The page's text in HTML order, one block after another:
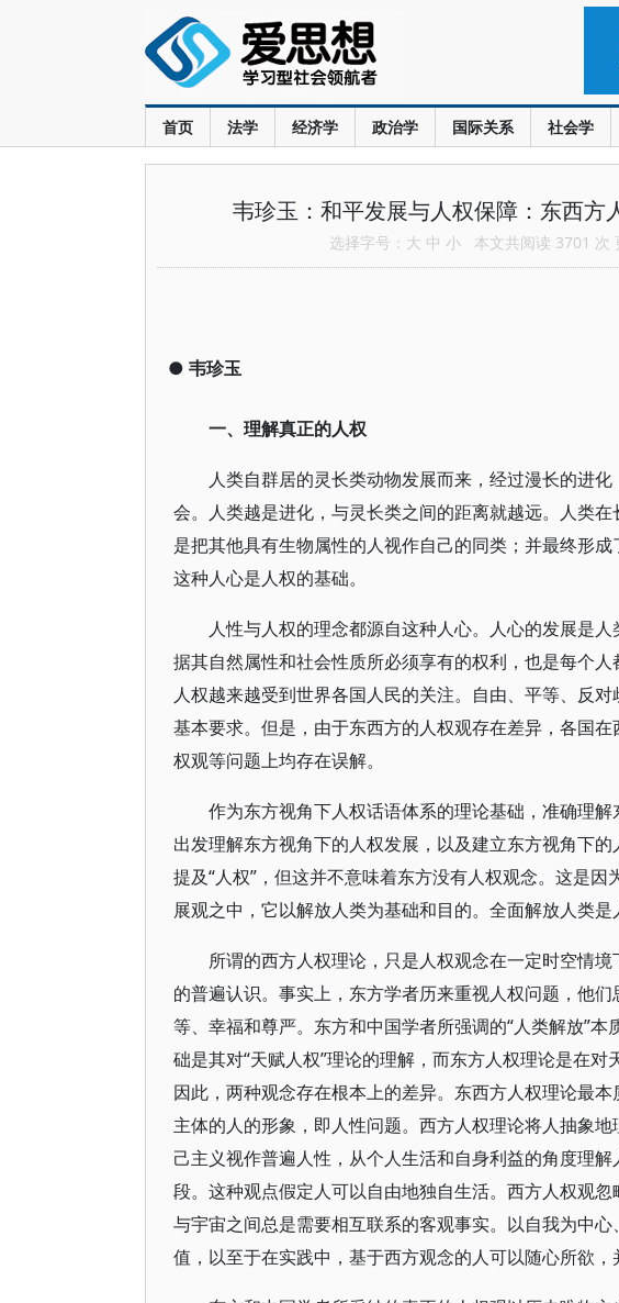
首页 法学 经济学 政治学 国际关系 社会学
韦珍玉：和平发展与人权保障：东西方
选择字号： 大 中 小 本文共阅读 3701 次
● 韦珍玉
一、理解真正的人权
人类自群居的灵长类动物发展而来，经过漫长的进
会。人类越是进化，与灵长类之间的距离就越远。人类
是把其他具有生物属性的人视作自己的同类；并最终形成
这种人心是人权的基础。
人性与人权的理念都源自这种人心。人心的发展是
据其自然属性和社会性质所必须享有的权利，也是每个
人权越来越受到世界各国人民的关注。自由、平等、反
基本要求。但是，由于东西方的人权观存在差异，各国
权观等问题上均存在误解。
作为东方视角下人权话语体系的理论基础，准确理
出发理解东方视角下的人权发展，以及建立东方视角下
提及“人权”，但这并不意味着东方没有人权观念。这是
展观之中，它以解放人类为基础和目的。全面解放人类是
所谓的西方人权理论，只是人权观念在一定时空情
的普遍认识。事实上，东方学者历来重视人权问题，他
等、幸福和尊严。东方和中国学者所强调的“人类解放”
础是其对“天赋人权”理论的理解，而东方人权理论是在对
因此，两种观念存在根本上的差异。东西方人权理论最
主体的人的形象，即人性问题。西方人权理论将人抽象
己主义视作普遍人性，从个人生活和自身利益的角度理
段。这种观点假定人可以自由地独自生活。西方人权观
与宇宙之间总是需要相互联系的客观事实。以自我为中
值，以至于在实践中，基于西方观念的人可以随心所欲，